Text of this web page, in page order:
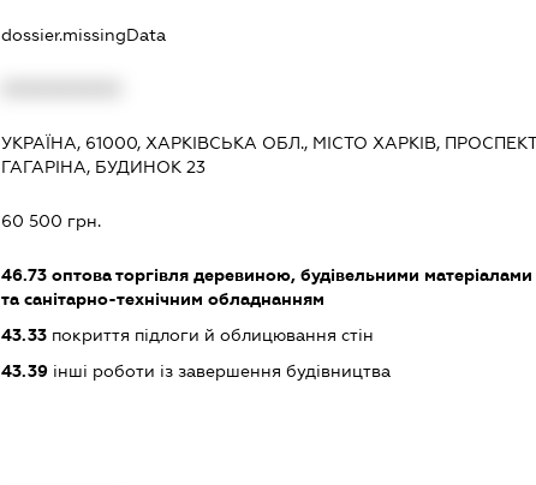
dossier.missingData
УКРАЇНА, 61000, ХАРКІВСЬКА ОБЛ., МІСТО ХАРКІВ, ПРОСПЕКТ
ГАГАРІНА, БУДИНОК 23
60 500 грн.
46.73оптова торгівля деревиною, будівельними матеріалами
та санітарно-технічним обладнанням
43.33покриття підлоги й облицювання стін
43.39інші роботи із завершення будівництва